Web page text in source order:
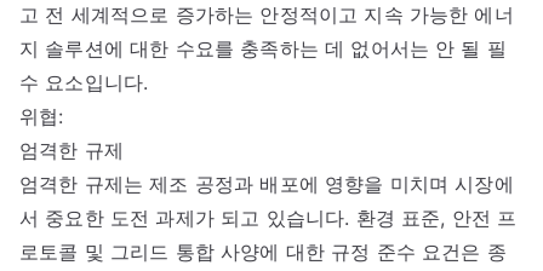
고 전 세계적으로 증가하는 안정적이고 지속 가능한 에너
지 솔루션에 대한 수요를 충족하는 데 없어서는 안 될 필
수 요소입니다.
위협:
엄격한 규제
엄격한 규제는 제조 공정과 배포에 영향을 미치며 시장에
서 중요한 도전 과제가 되고 있습니다. 환경 표준, 안전 프
로토콜 및 그리드 통합 사양에 대한 규정 준수 요건은 종